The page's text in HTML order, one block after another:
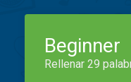
Beginner
Rellenar 29